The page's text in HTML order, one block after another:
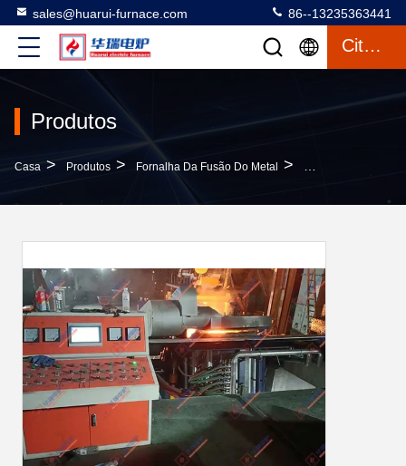
sales@huarui-furnace.com 86--13235363441
Citações
Produtos
Casa > Produtos > Fornalha Da Fusão Do Metal > Eficiência Forno